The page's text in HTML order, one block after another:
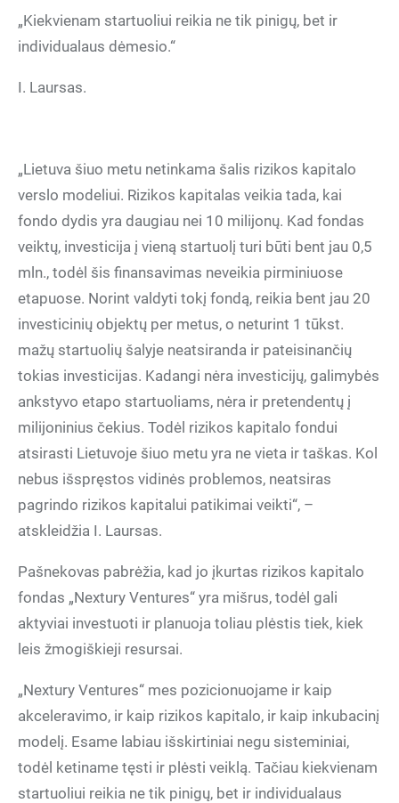
„Kiekvienam startuoliui reikia ne tik pinigų, bet ir
individualaus dėmesio.“
I. Laursas.
„Lietuva šiuo metu netinkama šalis rizikos kapitalo
verslo modeliui. Rizikos kapitalas veikia tada, kai
fondo dydis yra daugiau nei 10 milijonų. Kad fondas
veiktų, investicija į vieną startuolį turi būti bent jau 0,5
mln., todėl šis finansavimas neveikia pirminiuose
etapuose. Norint valdyti tokį fondą, reikia bent jau 20
investicinių objektų per metus, o neturint 1 tūkst.
mažų startuolių šalyje neatsiranda ir pateisinančių
tokias investicijas. Kadangi nėra investicijų, galimybės
ankstyvo etapo startuoliams, nėra ir pretendentų į
milijoninius čekius. Todėl rizikos kapitalo fondui
atsirasti Lietuvoje šiuo metu yra ne vieta ir taškas. Kol
nebus išspręstos vidinės problemos, neatsiras
pagrindo rizikos kapitalui patikimai veikti“, –
atskleidžia I. Laursas.
Pašnekovas pabrėžia, kad jo įkurtas rizikos kapitalo
fondas „Nextury Ventures“ yra mišrus, todėl gali
aktyviai investuoti ir planuoja toliau plėstis tiek, kiek
leis žmogiškieji resursai.
„Nextury Ventures“ mes pozicionuojame ir kaip
akceleravimo, ir kaip rizikos kapitalo, ir kaip inkubacinį
modelį. Esame labiau išskirtiniai negu sisteminiai,
todėl ketiname tęsti ir plėsti veiklą. Tačiau kiekvienam
startuoliui reikia ne tik pinigų, bet ir individualaus